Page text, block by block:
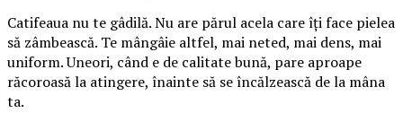
Catifeaua nu te gâdilă. Nu are părul acela care îți face pielea
să zâmbească. Te mângâie altfel, mai neted, mai dens, mai
uniform. Uneori, când e de calitate bună, pare aproape
răcoroasă la atingere, înainte să se încălzească de la mâna
ta.